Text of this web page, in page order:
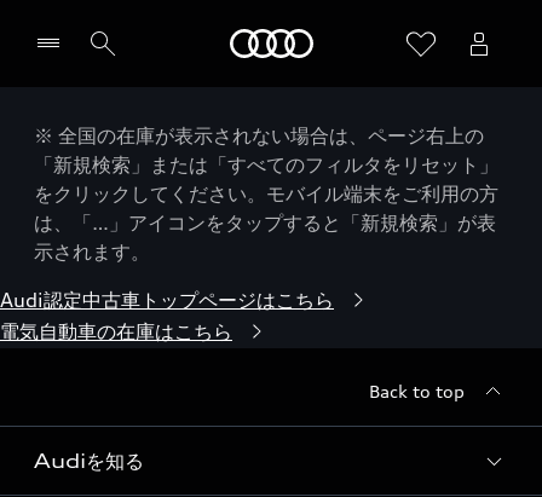
※ 全国の在庫が表示されない場合は、ページ右上の
「新規検索」または「すべてのフィルタをリセット」
をクリックしてください。モバイル端末をご利用の方
は、「…」アイコンをタップすると「新規検索」が表
示されます。
Audi認定中古車トップページはこちら
電気自動車の在庫はこちら
Back to top
Audiを知る